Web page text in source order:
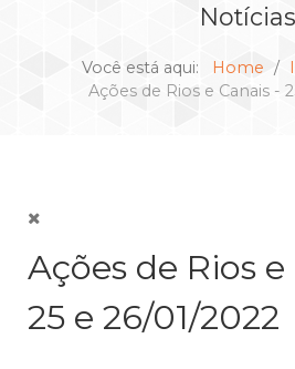
Notícias
Você está aqui: Home
Ações de Rios e Canais -
Ações de Rios e
25 e 26/01/2022